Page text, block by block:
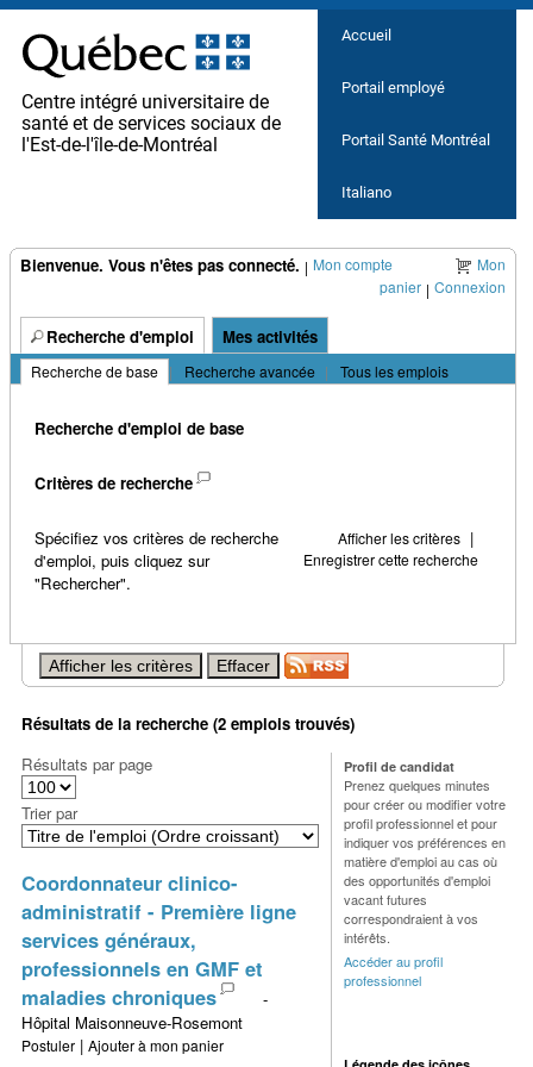
Accueil
Portail employé
Portail Santé Montréal
Italiano
Centre intégré universitaire de
santé et de services sociaux de
l'Est-de-l'île-de-Montréal
Bienvenue. Vous n'êtes pas connecté. | Mon compte
Mon
panier | Connexion
Recherche d'emploi Mes activités
Recherche de base | Recherche avancée | Tous les emplois
Recherche d'emploi de base
Critères de recherche
Spécifiez vos critères de recherche
d'emploi, puis cliquez sur
"Rechercher".
Afficher les critères |
Enregistrer cette recherche
Résultats de la recherche (2 emplois trouvés)
Résultats par page
Trier par
Coordonnateur clinico-
administratif - Première ligne
services généraux,
professionnels en GMF et
maladies chroniques
-
Hôpital Maisonneuve-Rosemont
Postuler | Ajouter à mon panier
Profil de candidat
Prenez quelques minutes
pour créer ou modifier votre
profil professionnel et pour
indiquer vos préférences en
matière d'emploi au cas où
des opportunités d'emploi
vacant futures
correspondraient à vos
intérêts.
Accéder au profil
professionnel